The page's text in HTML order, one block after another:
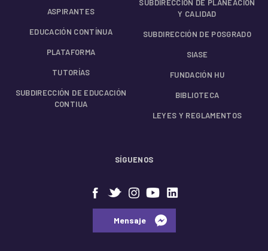
ASPIRANTES
EDUCACIÓN CONTÍNUA
PLATAFORMA
TUTORÍAS
SUBDIRECCIÓN DE EDUCACIÓN
CONTIUA
SUBDIRECCIÓN DE PLANEACIÓN
Y CALIDAD
SUBDIRECCIÓN DE POSGRADO
SIASE
FUNDACIÓN HU
BIBLIOTECA
LEYES Y REGLAMENTOS
SÍGUENOS
⠀⠀Mensaje⠀